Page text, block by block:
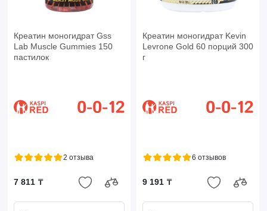
Креатин моногидрат Gss
Lab Muscle Gummies 150
пастилок
2 отзыва
7 811 ₸
Креатин моногидрат Kevin
Levrone Gold 60 порций 300
г
6 отзывов
9 191 ₸